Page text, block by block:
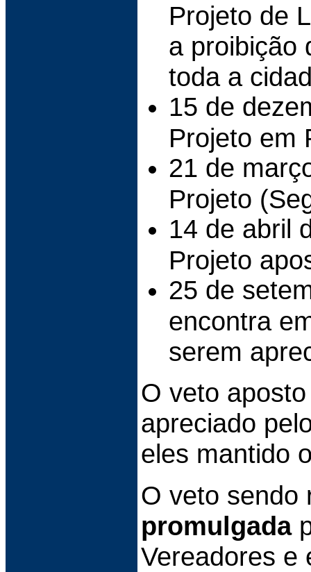
Projeto de
a proibição
toda a
15 de
Projeto em
21 de
Projeto
14 de abril
Projeto
25 de
encontra
serem
O veto
apreciado
eles mantido
O veto sendo
promulgada
Vereadores e